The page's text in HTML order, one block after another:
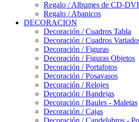
Regalo / Albumes de CD-
Regalo / Abanicos
DECORACION
Decoración / Cuadros Tabla
Decoración / Cuadros
Decoración / Figuras
Decoración / Figuras Objetos
Decoración / Portafotos
Decoración / Posavasos
Decoración / Relojes
Decoración / Bandejas
Decoración / Baules - Maletas
Decoración / Cajas
Decoración / Candelabros -